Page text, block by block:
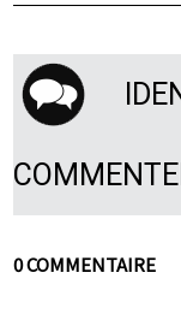
0 COMMENTAIRE